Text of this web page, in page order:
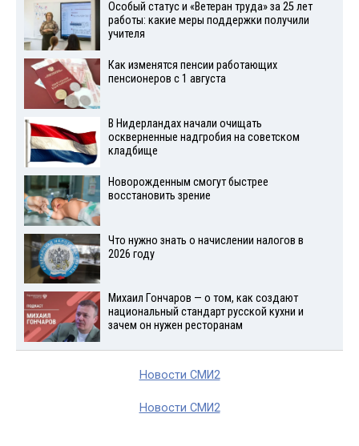
Особый статус и «Ветеран труда» за 25 лет
работы: какие меры поддержки получили
учителя
Как изменятся пенсии работающих
пенсионеров с 1 августа
В Нидерландах начали очищать
оскверненные надгробия на советском
кладбище
Новорожденным смогут быстрее
восстановить зрение
Что нужно знать о начислении налогов в
2026 году
Михаил Гончаров — о том, как создают
национальный стандарт русской кухни и
зачем он нужен ресторанам
Новости СМИ2
Новости СМИ2